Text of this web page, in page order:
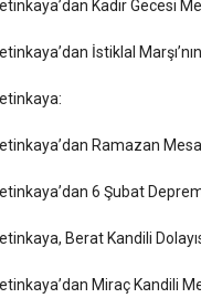
Kadir Gecesi
İstiklal
Ramazan
6 Şubat
Berat Kandili
Miraç Kandili